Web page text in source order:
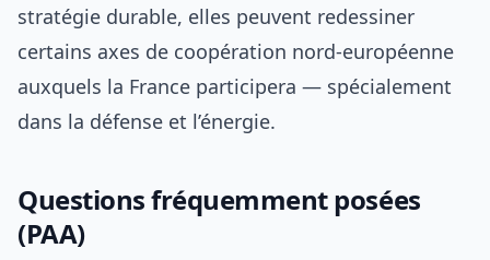
stratégie durable, elles peuvent redessiner
certains axes de coopération nord-européenne
auxquels la France participera — spécialement
dans la défense et l’énergie.
Questions fréquemment posées
(PAA)